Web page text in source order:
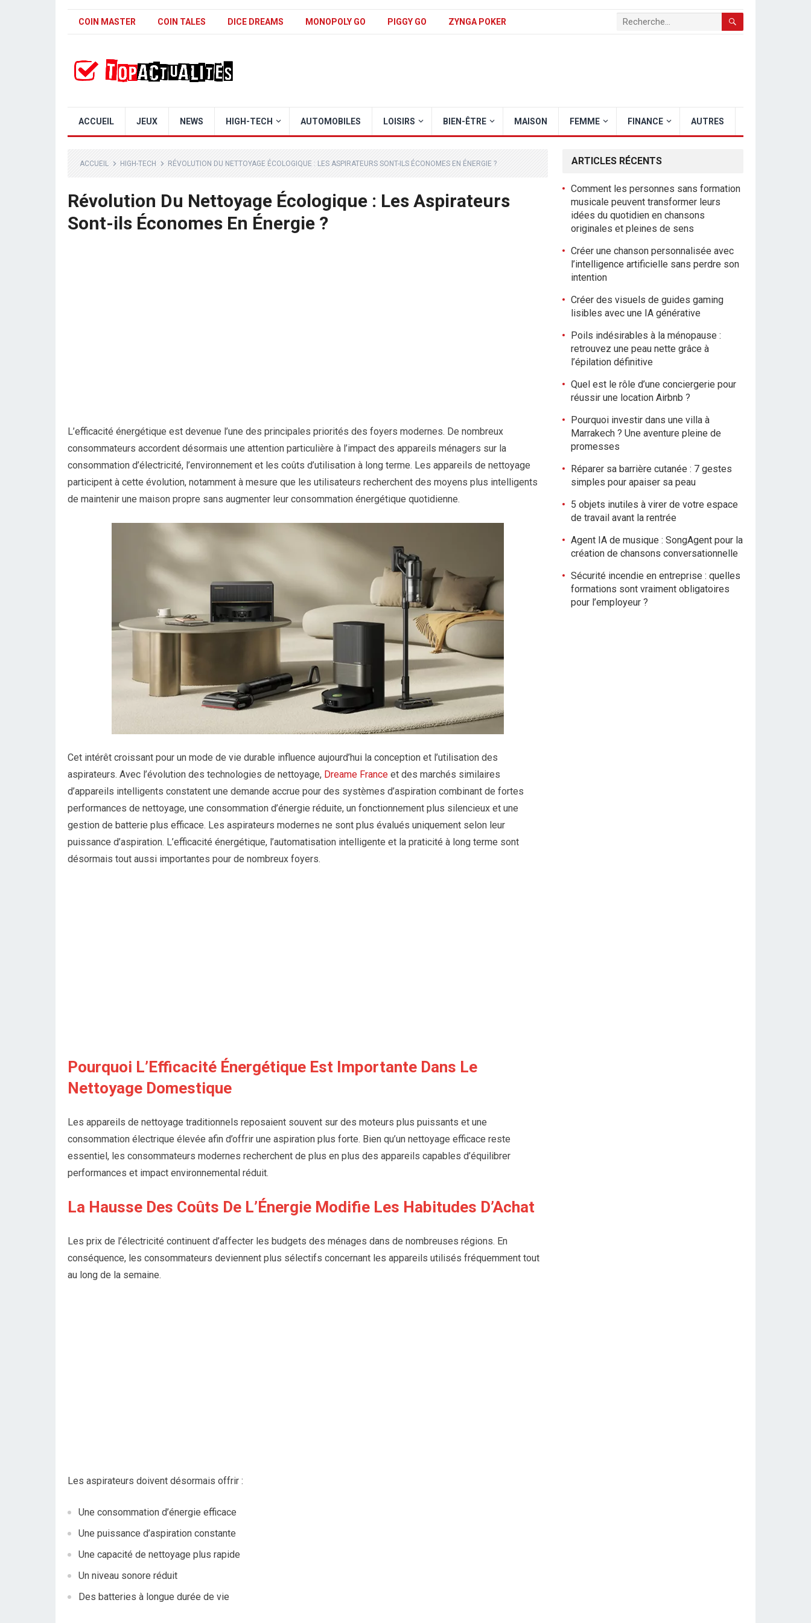
COIN MASTER COIN TALES DICE DREAMS MONOPOLY GO PIGGY GO ZYNGA POKER
ACCUEIL JEUX NEWS HIGH-TECH AUTOMOBILES LOISIRS BIEN-ÊTRE MAISON FEMME FINANCE AUTRES
ACCUEIL HIGH-TECH RÉVOLUTION DU NETTOYAGE ÉCOLOGIQUE : LES ASPIRATEURS SONT-ILS ÉCONOMES EN ÉNERGIE ?
Révolution Du Nettoyage Écologique : Les Aspirateurs
Sont-ils Économes En Énergie ?
L’efficacité énergétique est devenue l’une des principales priorités des foyers modernes. De nombreux
consommateurs accordent désormais une attention particulière à l’impact des appareils ménagers sur la
consommation d’électricité, l’environnement et les coûts d’utilisation à long terme. Les appareils de nettoyage
participent à cette évolution, notamment à mesure que les utilisateurs recherchent des moyens plus intelligents
de maintenir une maison propre sans augmenter leur consommation énergétique quotidienne.
Cet intérêt croissant pour un mode de vie durable influence aujourd’hui la conception et l’utilisation des
aspirateurs. Avec l’évolution des technologies de nettoyage, Dreame France et des marchés similaires
d’appareils intelligents constatent une demande accrue pour des systèmes d’aspiration combinant de fortes
performances de nettoyage, une consommation d’énergie réduite, un fonctionnement plus silencieux et une
gestion de batterie plus efficace. Les aspirateurs modernes ne sont plus évalués uniquement selon leur
puissance d’aspiration. L’efficacité énergétique, l’automatisation intelligente et la praticité à long terme sont
désormais tout aussi importantes pour de nombreux foyers.
Pourquoi L’Efficacité Énergétique Est Importante Dans Le
Nettoyage Domestique
Les appareils de nettoyage traditionnels reposaient souvent sur des moteurs plus puissants et une
consommation électrique élevée afin d’offrir une aspiration plus forte. Bien qu’un nettoyage efficace reste
essentiel, les consommateurs modernes recherchent de plus en plus des appareils capables d’équilibrer
performances et impact environnemental réduit.
La Hausse Des Coûts De L’Énergie Modifie Les Habitudes D’Achat
Les prix de l’électricité continuent d’affecter les budgets des ménages dans de nombreuses régions. En
conséquence, les consommateurs deviennent plus sélectifs concernant les appareils utilisés fréquemment tout
au long de la semaine.
Les aspirateurs doivent désormais offrir :
Une consommation d’énergie efficace
Une puissance d’aspiration constante
Une capacité de nettoyage plus rapide
Un niveau sonore réduit
Des batteries à longue durée de vie
ARTICLES RÉCENTS
Comment les personnes sans formation
musicale peuvent transformer leurs
idées du quotidien en chansons
originales et pleines de sens
Créer une chanson personnalisée avec
l’intelligence artificielle sans perdre son
intention
Créer des visuels de guides gaming
lisibles avec une IA générative
Poils indésirables à la ménopause :
retrouvez une peau nette grâce à
l’épilation définitive
Quel est le rôle d’une conciergerie pour
réussir une location Airbnb ?
Pourquoi investir dans une villa à
Marrakech ? Une aventure pleine de
promesses
Réparer sa barrière cutanée : 7 gestes
simples pour apaiser sa peau
5 objets inutiles à virer de votre espace
de travail avant la rentrée
Agent IA de musique : SongAgent pour la
création de chansons conversationnelle
Sécurité incendie en entreprise : quelles
formations sont vraiment obligatoires
pour l’employeur ?